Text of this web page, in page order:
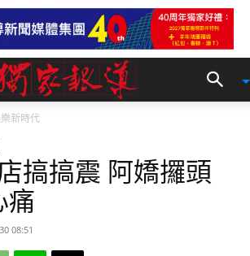
新時代
搞搞震 阿嬌攞頭
痛
08:51